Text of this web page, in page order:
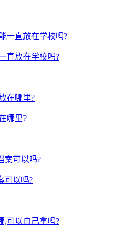
直放在学校吗?
哪里?
可以吗?